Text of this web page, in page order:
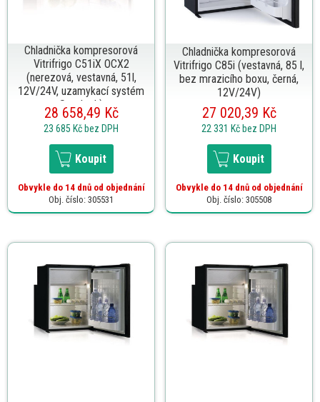
Chladnička kompresorová
Vitrifrigo C51iX OCX2
(nerezová, vestavná, 51l,
12V/24V, uzamykací systém
Steelock)
28 658,49 Kč
23 685 Kč bez DPH
Koupit
Obvykle do 14 dnů od objednání
Obj. číslo: 305531
Chladnička kompresorová
Vitrifrigo C85i (vestavná, 85 l,
bez mrazicího boxu, černá,
12V/24V)
27 020,39 Kč
22 331 Kč bez DPH
Koupit
Obvykle do 14 dnů od objednání
Obj. číslo: 305508